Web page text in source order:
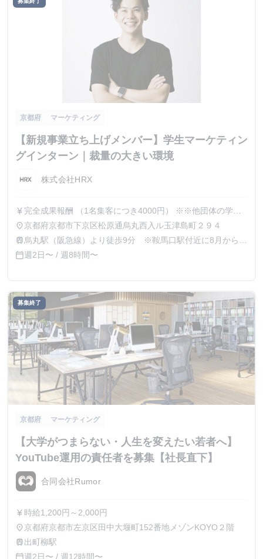
京都府 マーケティング
【新規事業立ち上げメンバー】学生マーケティン
グインターン｜裁量の大きい環境
株式会社HRX
currency_yen 完全成果報酬 （1名集客につき4000円） ※※他団体の学生
集客メンバーは無給であることが多いですが、当社は成果に
応じて報酬をお支払いする社風なので、ご安心いただけます
十二分に可能です！ リーダーになったら時給＋インセンテ
place 京都府京都市下京区松原通烏丸西入ル玉津島町２９４
train 烏丸駅（阪急線）より徒歩9分 ※鞍馬口駅付近に8月から移
転予定です
calendar_today週2日〜 / 週8時間〜
募集終了
京都府 マーケティング
【大学がつまらない・人生を変えたい若者へ】
YouTube運用の責任者を募集【社長直下】
合同会社Rumor
currency_yen 時給1,200円～2,000円
place 京都府京都市左京区田中大堰町152番地メゾンKOYO２階
train 出町柳駅
calendar_today週2日〜 / 週12時間〜